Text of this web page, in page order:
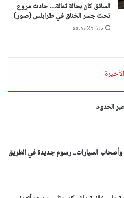
السائق كان بحالة ثمالة… حادث مروع
تحت جسر الخناق في طرابلس (صور)
منذ 25 دقيقة
الأخيرة
الحدود
وأصحاب السيارات.. رسوم جديدة في الطريق